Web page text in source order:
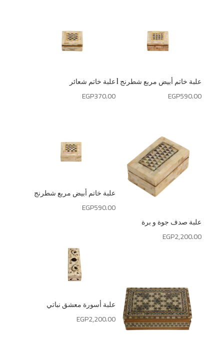
علبة خاتم شعائر
EGP370.00
علبة خاتم أبيض مربع شطرنج 1
EGP590.00
علبة خاتم أبيض مربع شطرنج
EGP590.00
علبة صدف جوة و برة
EGP2,200.00
علبة أسورة معشق نباتي
EGP2,200.00